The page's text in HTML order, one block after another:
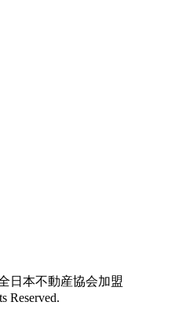
日本不動産協会加盟
Reserved.